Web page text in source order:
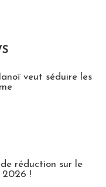
veut séduire les
réduction sur le
2026 !